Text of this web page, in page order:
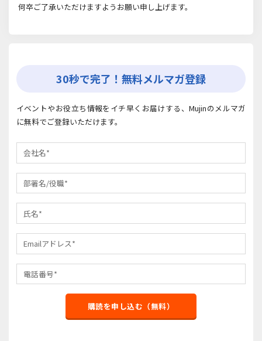
何卒ご了承いただけますようお願い申し上げます。
30秒で完了！無料メルマガ登録
イベントやお役立ち情報をイチ早くお届けする、Mujinのメルマガ
に無料でご登録いただけます。
購読を申し込む（無料）